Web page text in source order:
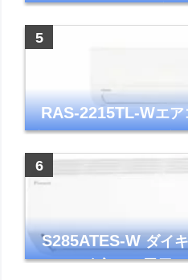
アコン GVシリーズ
RAS-2215TL-Wエア
年モデル TLシリーズ
ー コンパ
S285ATES-Wダイ
シリーズ 主に10畳用